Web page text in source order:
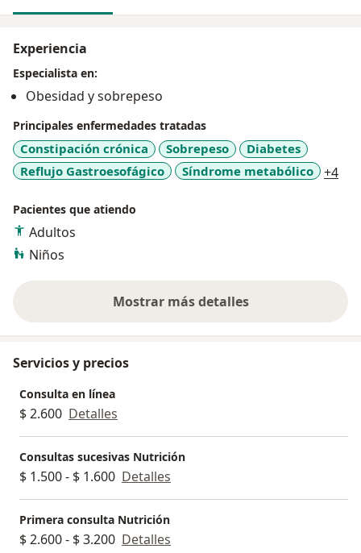
Experiencia
Especialista en:
Obesidad y sobrepeso
Principales enfermedades tratadas
Constipación crónica Sobrepeso
Diabetes
Reflujo Gastroesofágico
Síndrome metabólico +4
Pacientes que atiendo
Adultos
Niños
Mostrar más detalles
sobre la experiencia
Servicios y precios
Consulta en línea
$ 2.600 Detalles
Consultas sucesivas Nutrición
$ 1.500 - $ 1.600 Detalles
Primera consulta Nutrición
$ 2.600 - $ 3.200 Detalles